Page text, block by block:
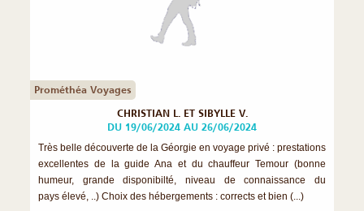
Prométhéa Voyages
CHRISTIAN L. ET SIBYLLE V.
DU 19/06/2024 AU 26/06/2024
Très belle découverte de la Géorgie en voyage privé : prestations
excellentes de la guide Ana et du chauffeur Temour (bonne
humeur, grande disponibilté, niveau de connaissance du
pays élevé, ..) Choix des hébergements : corrects et bien (...)